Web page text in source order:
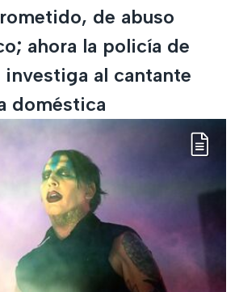
de abuso
ahora la policía de
investiga al cantante
doméstica